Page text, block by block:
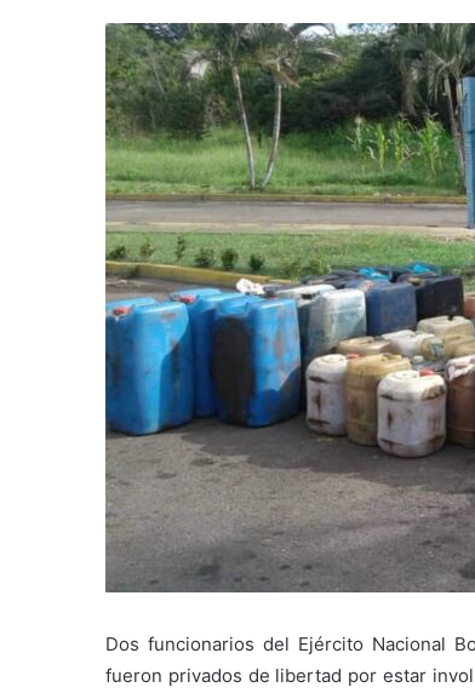
Dos funcionarios del Ejército Nacional
fueron privados de libertad por estar